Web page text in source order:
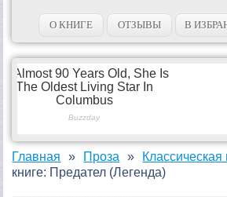
О КНИГЕ ОТЗЫВЫ В
Главная Проза Классическая
книге: Предател (Легенда)